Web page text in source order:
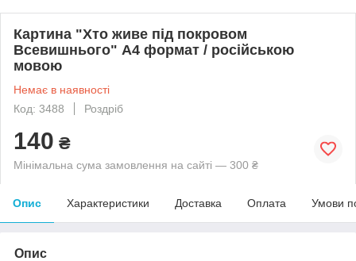
Картина "Хто живе під покровом
Всевишнього" А4 формат / російською
мовою
Немає в наявності
Код: 3488
Роздріб
140 ₴
Мінімальна сума замовлення на сайті — 300 ₴
Опис Характеристики Доставка Оплата Умови
Опис